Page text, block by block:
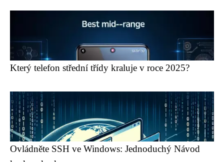
Který telefon střední třídy kraluje v roce 2025?
Ovládněte SSH ve Windows: Jednoduchý Návod